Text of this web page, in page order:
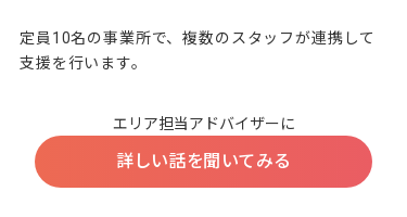
定員10名の事業所で、複数のスタッフが連携して
支援を行います。
エリア担当アドバイザーに
詳しい話を聞いてみる